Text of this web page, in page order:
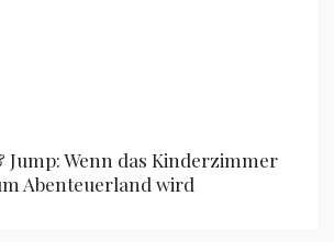
Jump: Wenn das Kinderzimmer
Abenteuerland wird